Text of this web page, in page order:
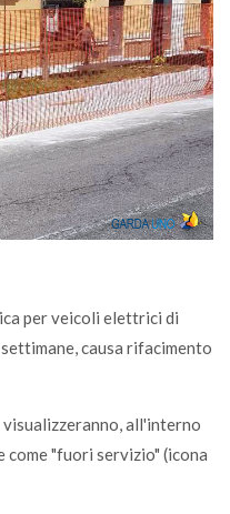
per veicoli elettrici di
causa rifacimento
all'interno
"fuori servizio" (icona